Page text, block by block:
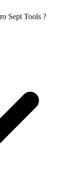
Sept Tools ?